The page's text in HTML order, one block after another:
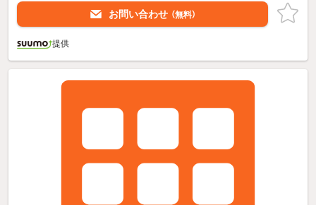
お問い合わせ （無料）
提供